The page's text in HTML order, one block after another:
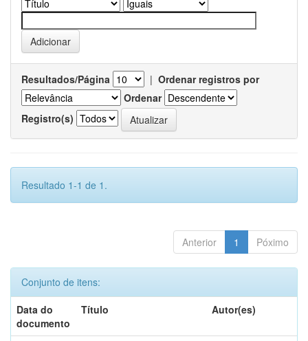
Resultados/Página | Ordenar registros por
Ordenar
Registro(s)
Resultado 1-1 de 1.
Anterior 1 Póximo
Conjunto de itens:
Data do
documento
Título Autor(es)